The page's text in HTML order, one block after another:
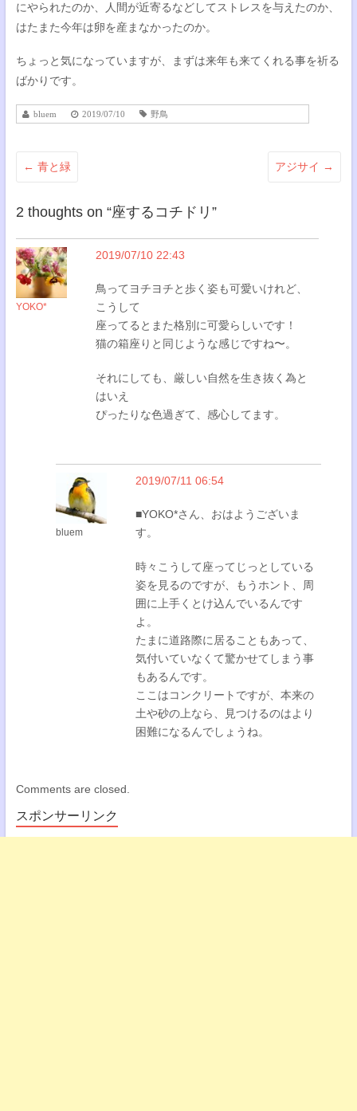
にやられたのか、人間が近寄るなどしてストレスを与えたのか、
はたまた今年は卵を産まなかったのか。
ちょっと気になっていますが、まずは来年も来てくれる事を祈る
ばかりです。
bluem 2019/07/10 野鳥
← 青と緑 アジサイ →
2 thoughts on “座するコチドリ ”
YOKO*
2019/07/10 22:43
鳥ってヨチヨチと歩く姿も可愛いけれど、
こうして
座ってるとまた格別に可愛らしいです！
猫の箱座りと同じような感じですね〜。
それにしても、厳しい自然を生き抜く為と
はいえ
ぴったりな色過ぎて、感心してます。
bluem
2019/07/11 06:54
■YOKO*さん、おはようございま
す。
時々こうして座ってじっとしている
姿を見るのですが、もうホント、周
囲に上手くとけ込んでいるんです
よ。
たまに道路際に居ることもあって、
気付いていなくて驚かせてしまう事
もあるんです。
ここはコンクリートですが、本来の
土や砂の上なら、見つけるのはより
困難になるんでしょうね。
Comments are closed.
スポンサーリンク